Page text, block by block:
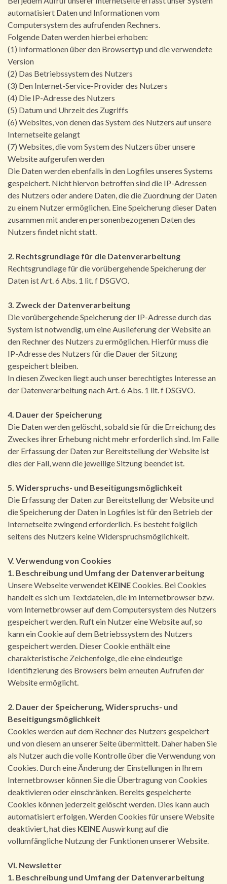
automatisiert Daten und Informationen vom
Computersystem des aufrufenden Rechners.
Folgende Daten werden hierbei erhoben:
(1) Informationen über den Browsertyp und die verwendete
Version
(2) Das Betriebssystem des Nutzers
(3) Den Internet-Service-Provider des Nutzers
(4) Die IP-Adresse des Nutzers
(5) Datum und Uhrzeit des Zugriffs
(6) Websites, von denen das System des Nutzers auf unsere
Internetseite gelangt
(7) Websites, die vom System des Nutzers über unsere
Website aufgerufen werden
Die Daten werden ebenfalls in den Logfiles unseres Systems
gespeichert. Nicht hiervon betroffen sind die IP-Adressen
des Nutzers oder andere Daten, die die Zuordnung der Daten
zu einem Nutzer ermöglichen. Eine Speicherung dieser Daten
zusammen mit anderen personenbezogenen Daten des
Nutzers findet nicht statt.
2. Rechtsgrundlage für die Datenverarbeitung
Rechtsgrundlage für die vorübergehende Speicherung der
Daten ist Art. 6 Abs. 1 lit. f DSGVO.
3. Zweck der Datenverarbeitung
Die vorübergehende Speicherung der IP-Adresse durch das
System ist notwendig, um eine Auslieferung der Website an
den Rechner des Nutzers zu ermöglichen. Hierfür muss die
IP-Adresse des Nutzers für die Dauer der Sitzung
gespeichert bleiben.
In diesen Zwecken liegt auch unser berechtigtes Interesse an
der Datenverarbeitung nach Art. 6 Abs. 1 lit. f DSGVO.
4. Dauer der Speicherung
Die Daten werden gelöscht, sobald sie für die Erreichung des
Zweckes ihrer Erhebung nicht mehr erforderlich sind. Im Falle
der Erfassung der Daten zur Bereitstellung der Website ist
dies der Fall, wenn die jeweilige Sitzung beendet ist.
5. Widerspruchs- und Beseitigungsmöglichkeit
Die Erfassung der Daten zur Bereitstellung der Website und
die Speicherung der Daten in Logfiles ist für den Betrieb der
Internetseite zwingend erforderlich. Es besteht folglich
seitens des Nutzers keine Widerspruchsmöglichkeit.
V. Verwendung von Cookies
1. Beschreibung und Umfang der Datenverarbeitung
Unsere Webseite verwendet KEINECookies. Bei Cookies
handelt es sich um Textdateien, die im Internetbrowser bzw.
vom Internetbrowser auf dem Computersystem des Nutzers
gespeichert werden. Ruft ein Nutzer eine Website auf, so
kann ein Cookie auf dem Betriebssystem des Nutzers
gespeichert werden. Dieser Cookie enthält eine
charakteristische Zeichenfolge, die eine eindeutige
Identifizierung des Browsers beim erneuten Aufrufen der
Website ermöglicht.
2. Dauer der Speicherung, Widerspruchs- und
Beseitigungsmöglichkeit
Cookies werden auf dem Rechner des Nutzers gespeichert
und von diesem an unserer Seite übermittelt. Daher haben Sie
als Nutzer auch die volle Kontrolle über die Verwendung von
Cookies. Durch eine Änderung der Einstellungen in Ihrem
Internetbrowser können Sie die Übertragung von Cookies
deaktivieren oder einschränken. Bereits gespeicherte
Cookies können jederzeit gelöscht werden. Dies kann auch
automatisiert erfolgen. Werden Cookies für unsere Website
deaktiviert, hat dies KEINEAuswirkung auf die
vollumfängliche Nutzung der Funktionen unserer Website.
VI. Newsletter
1. Beschreibung und Umfang der Datenverarbeitung